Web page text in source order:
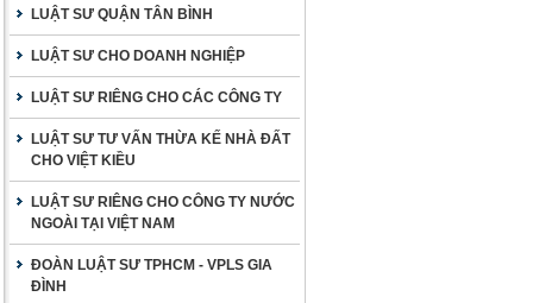
LUẬT SƯ QUẬN TÂN BÌNH
LUẬT SƯ CHO DOANH NGHIỆP
LUẬT SƯ RIÊNG CHO CÁC CÔNG TY
LUẬT SƯ TƯ VẤN THỪA KẾ NHÀ ĐẤT
CHO VIỆT KIỀU
LUẬT SƯ RIÊNG CHO CÔNG TY NƯỚC
NGOÀI TẠI VIỆT NAM
ĐOÀN LUẬT SƯ TPHCM - VPLS GIA
ĐÌNH